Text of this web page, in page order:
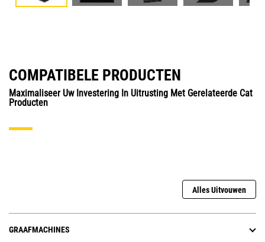
COMPATIBELE PRODUCTEN
Maximaliseer Uw Investering In Uitrusting Met Gerelateerde Cat
Producten
Alles Uitvouwen
GRAAFMACHINES